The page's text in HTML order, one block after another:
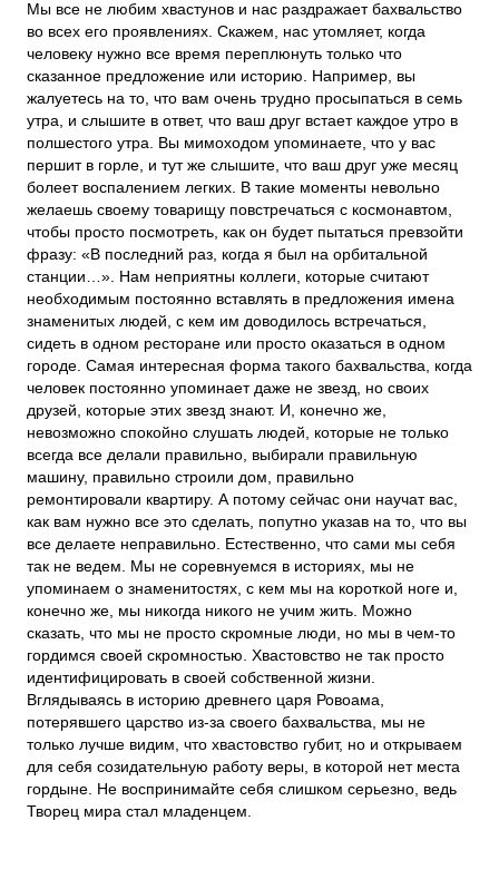
Мы все не любим хвастунов и нас раздражает бахвальство
во всех его проявлениях. Скажем, нас утомляет, когда
человеку нужно все время переплюнуть только что
сказанное предложение или историю. Например, вы
жалуетесь на то, что вам очень трудно просыпаться в семь
утра, и слышите в ответ, что ваш друг встает каждое утро в
полшестого утра. Вы мимоходом упоминаете, что у вас
першит в горле, и тут же слышите, что ваш друг уже месяц
болеет воспалением легких. В такие моменты невольно
желаешь своему товарищу повстречаться с космонавтом,
чтобы просто посмотреть, как он будет пытаться превзойти
фразу: «В последний раз, когда я был на орбитальной
станции…». Нам неприятны коллеги, которые считают
необходимым постоянно вставлять в предложения имена
знаменитых людей, с кем им доводилось встречаться,
сидеть в одном ресторане или просто оказаться в одном
городе. Самая интересная форма такого бахвальства, когда
человек постоянно упоминает даже не звезд, но своих
друзей, которые этих звезд знают. И, конечно же,
невозможно спокойно слушать людей, которые не только
всегда все делали правильно, выбирали правильную
машину, правильно строили дом, правильно
ремонтировали квартиру. А потому сейчас они научат вас,
как вам нужно все это сделать, попутно указав на то, что вы
все делаете неправильно. Естественно, что сами мы себя
так не ведем. Мы не соревнуемся в историях, мы не
упоминаем о знаменитостях, с кем мы на короткой ноге и,
конечно же, мы никогда никого не учим жить. Можно
сказать, что мы не просто скромные люди, но мы в чем-то
гордимся своей скромностью. Хвастовство не так просто
идентифицировать в своей собственной жизни.
Вглядываясь в историю древнего царя Ровоама,
потерявшего царство из-за своего бахвальства, мы не
только лучше видим, что хвастовство губит, но и открываем
для себя созидательную работу веры, в которой нет места
гордыне. Не воспринимайте себя слишком серьезно, ведь
Творец мира стал младенцем.